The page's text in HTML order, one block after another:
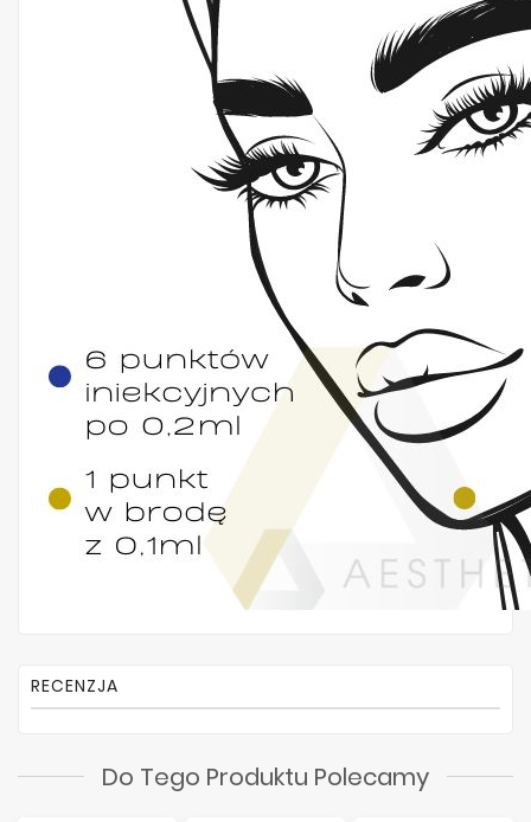
RECENZJA
Do Tego Produktu Polecamy